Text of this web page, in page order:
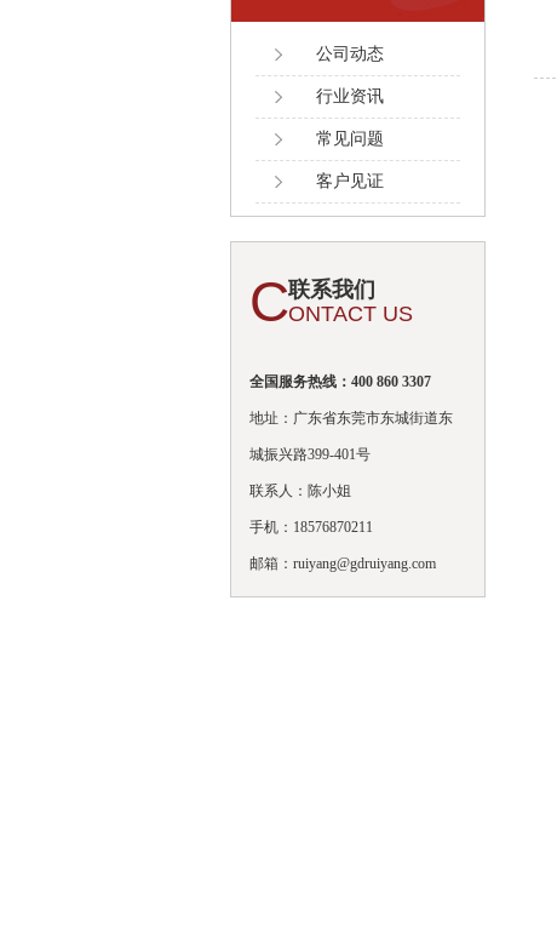
公司动态
行业资讯
常见问题
客户见证
C联系我们
ONTACT US
全国服务热线：400 860 3307
地址：广东省东莞市东城街道东
城振兴路399-401号
联系人：陈小姐
手机：18576870211
邮箱：ruiyang@gdruiyang.com